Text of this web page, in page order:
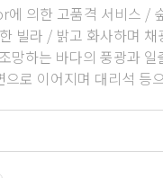
에 의한 고품격 서비스 /
빌라 / 밝고 화사하며
망하는 바다의 풍광과
로 이어지며 대리석 등